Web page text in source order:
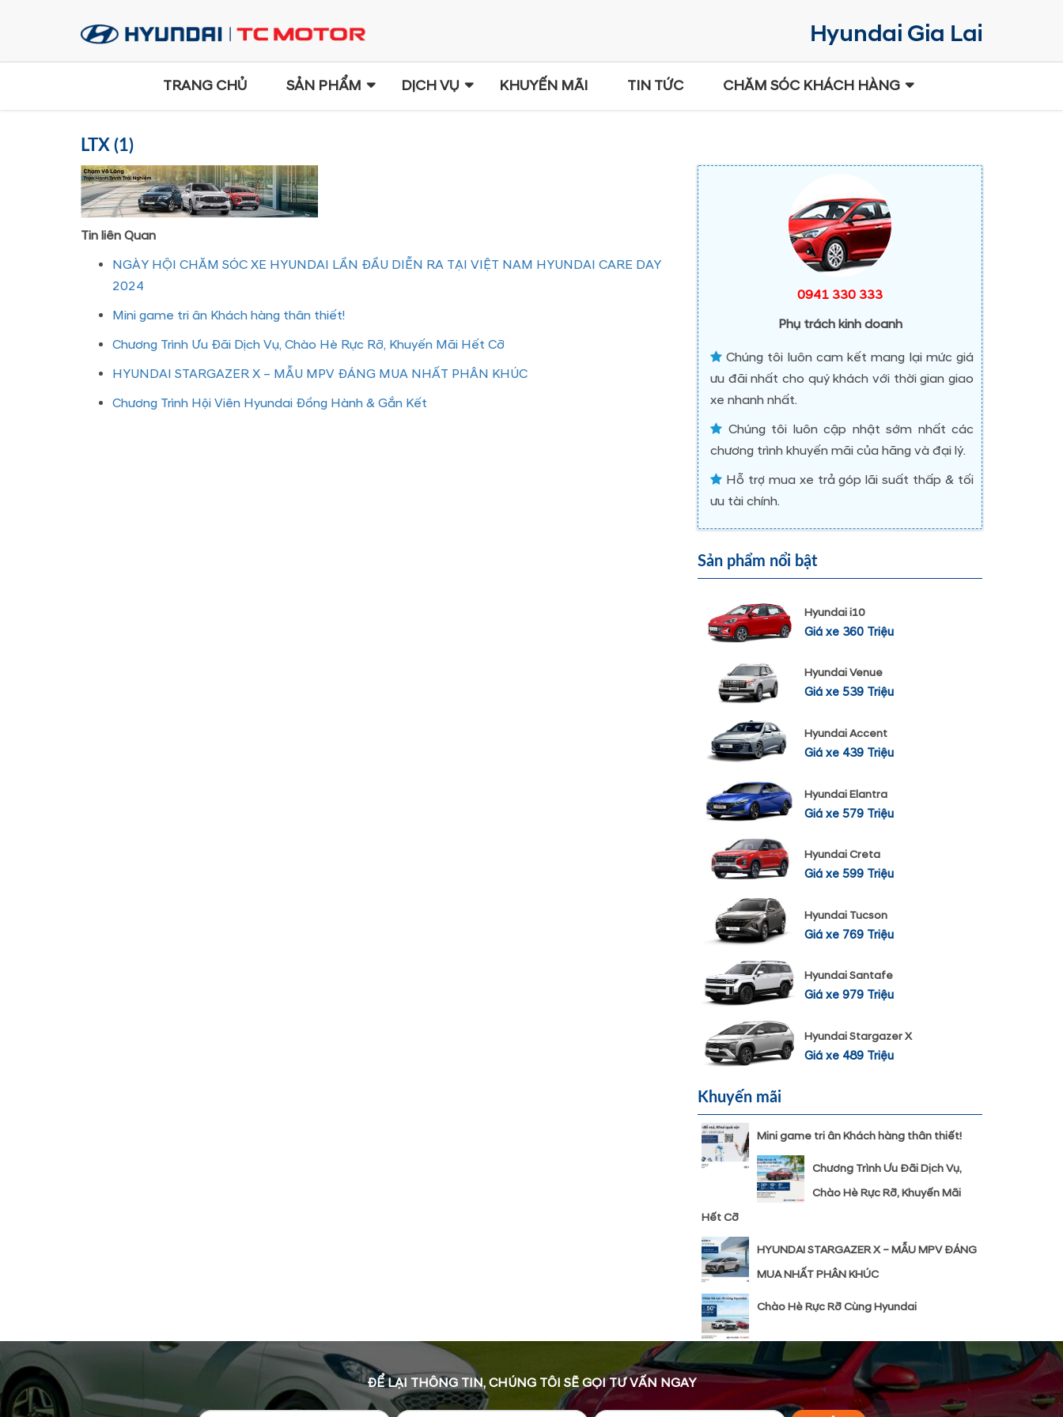
TRANG CHỦ SẢN PHẨM DỊCH VỤ KHUYẾN MÃI TIN TỨC CHĂM SÓC KHÁCH HÀNG
LTX (1)
Tin liên Quan
NGÀY HỘI CHĂM SÓC XE HYUNDAI LẦN ĐẦU DIỄN RA TẠI VIỆT NAM HYUNDAI CARE DAY
2024
Mini game tri ân Khách hàng thân thiết!
Chương Trình Ưu Đãi Dịch Vụ, Chào Hè Rực Rỡ, Khuyến Mãi Hết Cỡ
HYUNDAI STARGAZER X – MẪU MPV ĐÁNG MUA NHẤT PHÂN KHÚC
Chương Trình Hội Viên Hyundai Đồng Hành & Gắn Kết
0941 330 333
Phụ trách kinh doanh
Chúng tôi luôn cam kết mang lại mức giá
ưu đãi nhất cho quý khách với thời gian giao
xe nhanh nhất.
Chúng tôi luôn cập nhật sớm nhất các
chương trình khuyến mãi của hãng và đại lý.
Hỗ trợ mua xe trả góp lãi suất thấp & tối
ưu tài chính.
Sản phẩm nổi bật
Hyundai i10
Giá xe 360 Triệu
Hyundai Venue
Giá xe 539 Triệu
Hyundai Accent
Giá xe 439 Triệu
Hyundai Elantra
Giá xe 579 Triệu
Hyundai Creta
Giá xe 599 Triệu
Hyundai Tucson
Giá xe 769 Triệu
Hyundai Santafe
Giá xe 979 Triệu
Hyundai Stargazer X
Giá xe 489 Triệu
Khuyến mãi
Mini game tri ân Khách hàng thân thiết!
Chương Trình Ưu Đãi Dịch Vụ,
Chào Hè Rực Rỡ, Khuyến Mãi
Hết Cỡ
HYUNDAI STARGAZER X – MẪU MPV ĐÁNG
MUA NHẤT PHÂN KHÚC
Chào Hè Rực Rỡ Cùng Hyundai
ĐỂ LẠI THÔNG TIN, CHÚNG TÔI SẼ GỌI TƯ VẤN NGAY